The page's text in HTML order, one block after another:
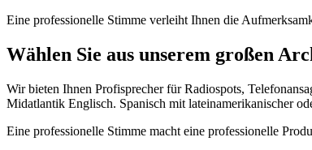
Eine professionelle Stimme verleiht Ihnen die
Wählen Sie aus unserem großen
Wir bieten Ihnen Profisprecher für Radiospots,
Midatlantik Englisch. Spanisch mit lateinamerikanischer
Eine professionelle Stimme macht eine professionelle